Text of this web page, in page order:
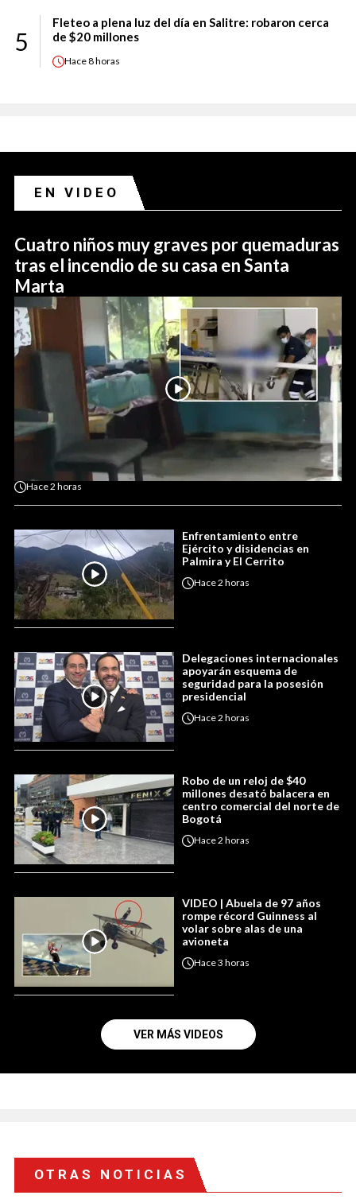
5
Fleteo a plena luz del día en Salitre: robaron cerca
de $20 millones
Hace8 horas
EN VIDEO
Cuatro niños muy graves por quemaduras
tras el incendio de su casa en Santa
Marta
Hace2 horas
Enfrentamiento entre
Ejército y disidencias en
Palmira y El Cerrito
Hace2 horas
Delegaciones internacionales
apoyarán esquema de
seguridad para la posesión
presidencial
Hace2 horas
Robo de un reloj de $40
millones desató balacera en
centro comercial del norte de
Bogotá
Hace2 horas
VIDEO | Abuela de 97 años
rompe récord Guinness al
volar sobre alas de una
avioneta
Hace3 horas
VER MÁS VIDEOS
OTRAS NOTICIAS